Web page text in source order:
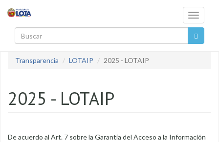
Toggle
Transparencia
LOTAIP 2025 - LOTAIP
2025 - LOTAIP
De acuerdo al Art. 7 sobre la Garantía del Acceso a la Información